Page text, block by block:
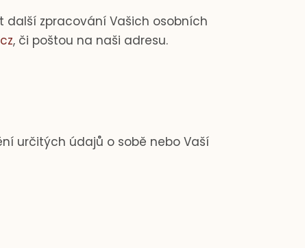
zpracování Vašich osobních
, či poštou na naši adresu.
určitých údajů o sobě nebo Vaší